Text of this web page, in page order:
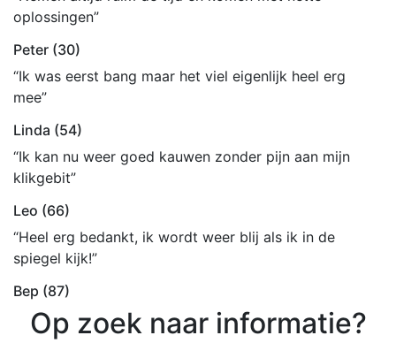
oplossingen”
Peter (30)
“Ik was eerst bang maar het viel eigenlijk heel erg
mee”
Linda (54)
“Ik kan nu weer goed kauwen zonder pijn aan mijn
klikgebit”
Leo (66)
“Heel erg bedankt, ik wordt weer blij als ik in de
spiegel kijk!”
Bep (87)
Op zoek naar informatie?